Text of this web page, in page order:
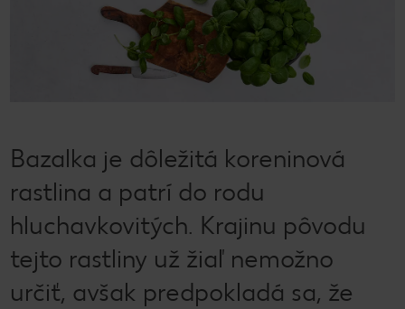
Bazalka je dôležitá koreninová
rastlina a patrí do rodu
hluchavkovitých. Krajinu pôvodu
tejto rastliny už žiaľ nemožno
určiť, avšak predpokladá sa, že